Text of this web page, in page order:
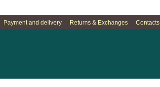
Payment and delivery Returns & Exchanges Contacts